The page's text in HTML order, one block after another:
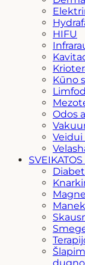
HIFU
Kūno
Odos
Veidui